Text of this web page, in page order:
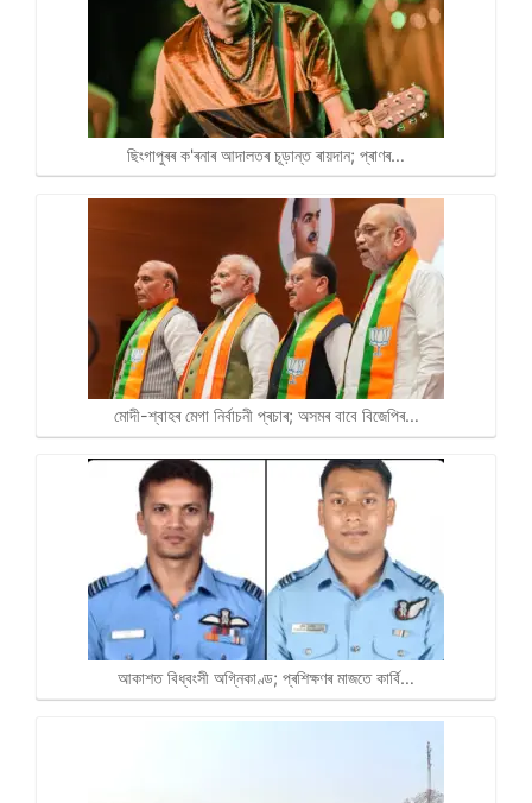
ছিংগাপুৰৰ ক'ৰনাৰ আদালতৰ চূড়ান্ত ৰায়দান; প্ৰাণৰ…
মোদী-শ্বাহৰ মেগা নিৰ্বাচনী প্ৰচাৰ; অসমৰ বাবে বিজেপিৰ…
আকাশত বিধ্বংসী অগ্নিকাণ্ড; প্ৰশিক্ষণৰ মাজতে কাৰ্বি…